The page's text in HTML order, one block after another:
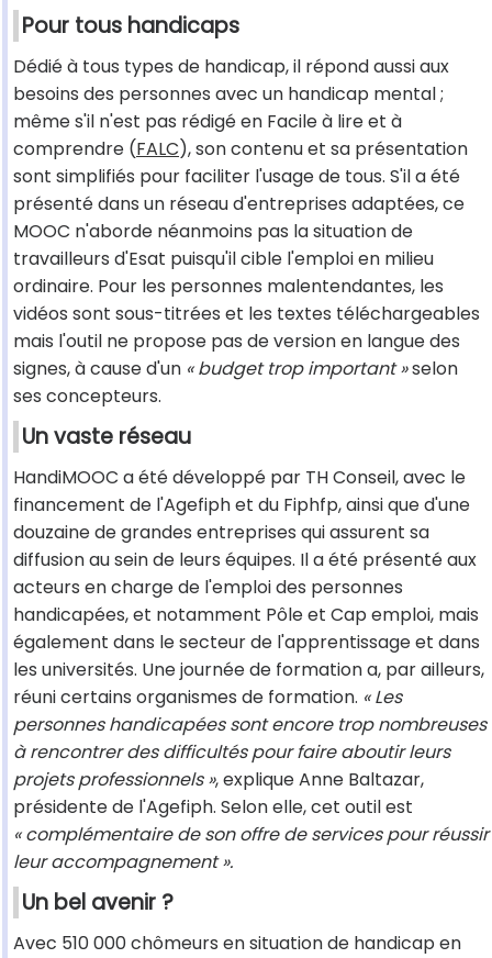
Pour tous handicaps
Dédié à tous types de handicap, il répond aussi aux
besoins des personnes avec un handicap mental ;
même s'il n'est pas rédigé en Facile à lire et à
comprendre (FALC), son contenu et sa présentation
sont simplifiés pour faciliter l'usage de tous. S'il a été
présenté dans un réseau d'entreprises adaptées, ce
MOOC n'aborde néanmoins pas la situation de
travailleurs d'Esat puisqu'il cible l'emploi en milieu
ordinaire. Pour les personnes malentendantes, les
vidéos sont sous-titrées et les textes téléchargeables
mais l'outil ne propose pas de version en langue des
signes, à cause d'un « budget trop important »selon
ses concepteurs.
Un vaste réseau
HandiMOOC a été développé par TH Conseil, avec le
financement de l'Agefiph et du Fiphfp, ainsi que d'une
douzaine de grandes entreprises qui assurent sa
diffusion au sein de leurs équipes. Il a été présenté aux
acteurs en charge de l'emploi des personnes
handicapées, et notamment Pôle et Cap emploi, mais
également dans le secteur de l'apprentissage et dans
les universités. Une journée de formation a, par ailleurs,
réuni certains organismes de formation. « Les
personnes handicapées sont encore trop nombreuses
à rencontrer des difficultés pour faire aboutir leurs
projets professionnels », explique Anne Baltazar,
présidente de l'Agefiph. Selon elle, cet outil est
« complémentaire de son offre de services pour réussir
leur accompagnement ».
Un bel avenir ?
Avec 510 000 chômeurs en situation de handicap en